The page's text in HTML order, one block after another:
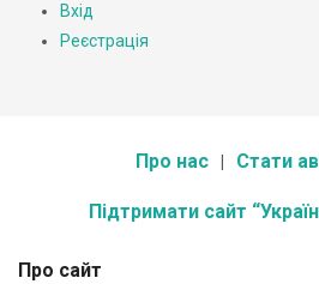
Вхід
Реєстрація
Про нас Стати
Підтримати сайт
Про сайт